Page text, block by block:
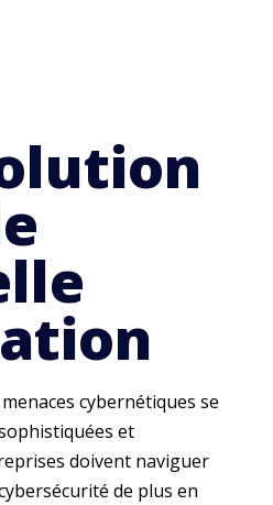
cybernétiques se
et
doivent naviguer
de plus en